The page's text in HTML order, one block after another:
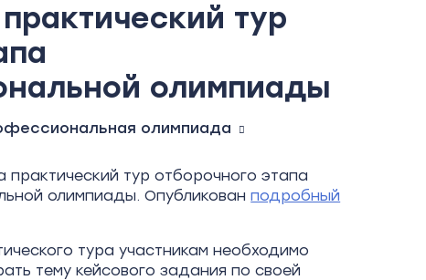
тур
олимпиады
олимпиада
практический тур отборочного этапа
олимпиады. Опубликованподробный
тура участникам необходимо
тему кейсового задания по своей